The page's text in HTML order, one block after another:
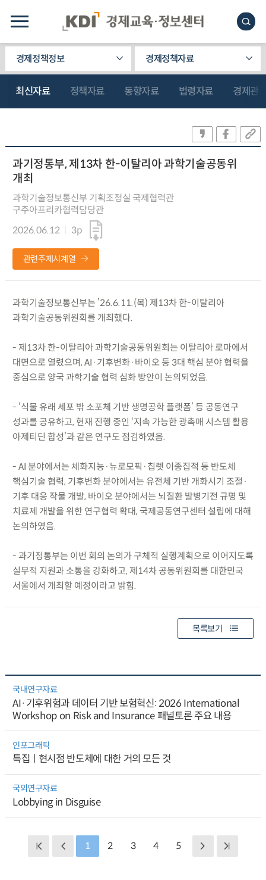
경제정책정보 경제정책자료
최신자료 정책자료 동향자료 법령자료 경제관
과기정통부, 제13차 한-이탈리아 과학기술공동위
개최
과학기술정보통신부 기획조정실 국제협력관
구주아프리카협력담당관
2026.06.12
3p
관련주제시계열
과학기술정보통신부는 ’26.6.11.(목) 제13차 한-이탈리아
과학기술공동위원회를 개최했다.
- 제13차 한-이탈리아 과학기술공동위원회는 이탈리아 로마에서
대면으로 열렸으며, AI·기후변화·바이오 등 3대 핵심 분야 협력을
중심으로 양국 과학기술 협력 심화 방안이 논의되었음.
- ‘식물 유래 세포 밖 소포체 기반 생명공학 플랫폼’ 등 공동연구
성과를 공유하고, 현재 진행 중인 ‘지속 가능한 광촉매 시스템 활용
아제티딘 합성’과 같은 연구도 점검하였음.
- AI 분야에서는 체화지능·뉴로모픽·칩렛 이종집적 등 반도체
핵심기술 협력, 기후변화 분야에서는 유전체 기반 개화시기 조절·
기후 대응 작물 개발, 바이오 분야에서는 뇌질환 발병기전 규명 및
치료제 개발을 위한 연구협력 확대, 국제공동연구센터 설립에 대해
논의하였음.
- 과기정통부는 이번 회의 논의가 구체적 실행계획으로 이어지도록
실무적 지원과 소통을 강화하고, 제14차 공동위원회를 대한민국
서울에서 개최할 예정이라고 밝힘.
목록보기
국내연구자료
AI·기후위험과 데이터 기반 보험혁신: 2026 International
Workshop on Risk and Insurance 패널토론 주요 내용
인포그래픽
특집ㅣ현시점 반도체에 대한 거의 모든 것
국외연구자료
Lobbying in Disguise
1 2 3 4 5